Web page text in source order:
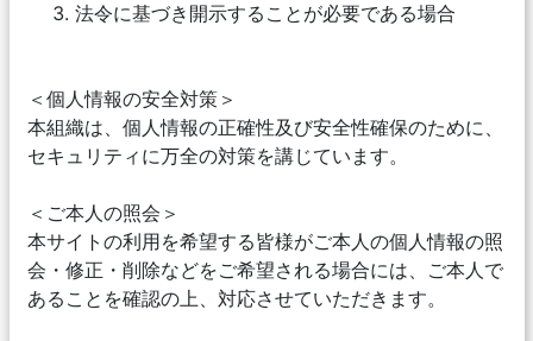
法令に基づき開示することが必要である場合
＜個人情報の安全対策＞
本組織は、個人情報の正確性及び安全性確保のために、
セキュリティに万全の対策を講じています。
＜ご本人の照会＞
本サイトの利用を希望する皆様がご本人の個人情報の照
会・修正・削除などをご希望される場合には、ご本人で
あることを確認の上、対応させていただきます。